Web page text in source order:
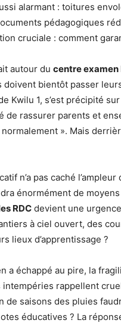
alarmant : toitures
pédagogiques
cruciale : comment
autour du centre examen
doivent bientôt passer
Kwilu 1, s’est précipité
de rassurer parents et
». Mais
n’a pas caché
énormément de
RDC devient une
à ciel ouvert, des
lieux d’apprentissage ?
a échappé au pire, la
intempéries rappellent
de saisons des pluies
éducatives ? La